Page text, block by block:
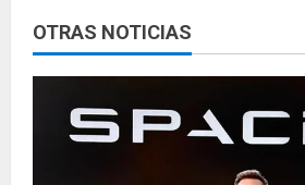
y
e
OTRAS NOTICIAS